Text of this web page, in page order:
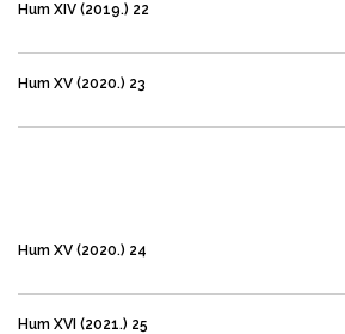
Hum XIV (2019.) 22
Hum XV (2020.) 23
Hum XV (2020.) 24
Hum XVI (2021.) 25